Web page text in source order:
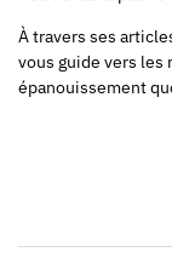
À travers ses
vous guide vers
épanouissement